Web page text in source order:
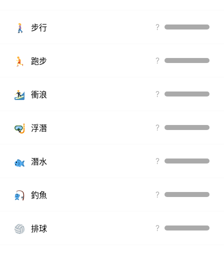
步行 ?
跑步 ?
衝浪 ?
浮潛 ?
潛水 ?
釣魚 ?
排球 ?